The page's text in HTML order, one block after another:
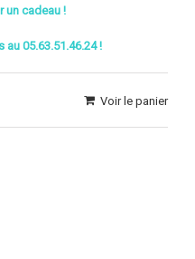
un cadeau !
05.63.51.46.24 !
Voir le panier